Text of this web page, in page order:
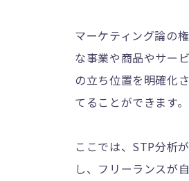
マーケティング論の
な事業や商品やサー
の立ち位置を明確化
てることができます。
ここでは、STP分析
し、フリーランスが